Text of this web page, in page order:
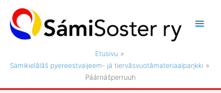
sisältöön
Etusivu
Sämikielâlâš pyereestvaijeem- já tiervâsvuotâmateriaalpaŋkki
Páárnášperruuh